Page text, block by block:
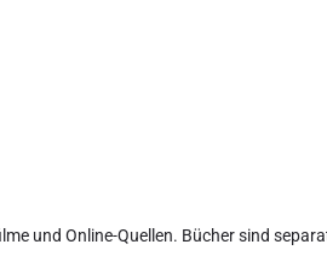
und Online-Quellen. Bücher sind